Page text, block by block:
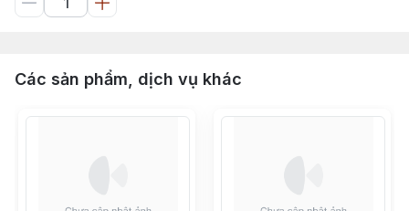
Các sản phẩm, dịch vụ khác